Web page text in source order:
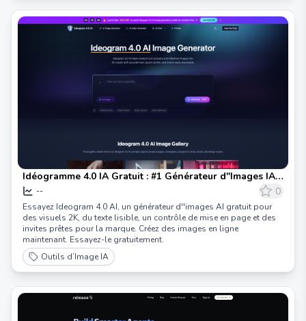
Idéogramme 4.0 IA Gratuit : #1 Générateur d''Images IA
en Ligne
-- 0
Essayez Ideogram 4.0 AI, un générateur d''images AI gratuit pour
des visuels 2K, du texte lisible, un contrôle de mise en page et des
invites prêtes pour la marque. Créez des images en ligne
maintenant. Essayez-le gratuitement.
Outils d’Image IA